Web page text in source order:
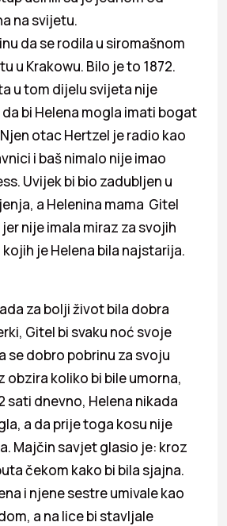
na svijetu.
da se rodila u siromašnom
u Krakowu. Bilo je to 1872.
u tom dijelu svijeta nije
bi Helena mogla imati bogat
otac Hertzel je radio kao
i baš nimalo nije imao
Uvijek bi bio zadubljen u
a Helenina mama Gitel
nije imala miraz za svojih
je Helena bila najstarija.
za bolji život bila dobra
Gitel bi svaku noć svoje
se dobro pobrinu za svoju
obzira koliko bi bile umorna,
sati dnevno, Helena nikada
a da prije toga kosu nije
Majčin savjet glasio je: kroz
čekom kako bi bila sjajna.
i njene sestre umivale kao
a na lice bi stavljale